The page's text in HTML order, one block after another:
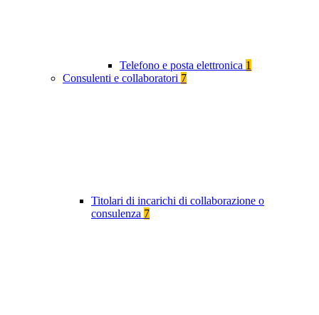
Telefono e posta elettronica 1
Consulenti e collaboratori 7
Titolari di incarichi di collaborazione o
consulenza 7